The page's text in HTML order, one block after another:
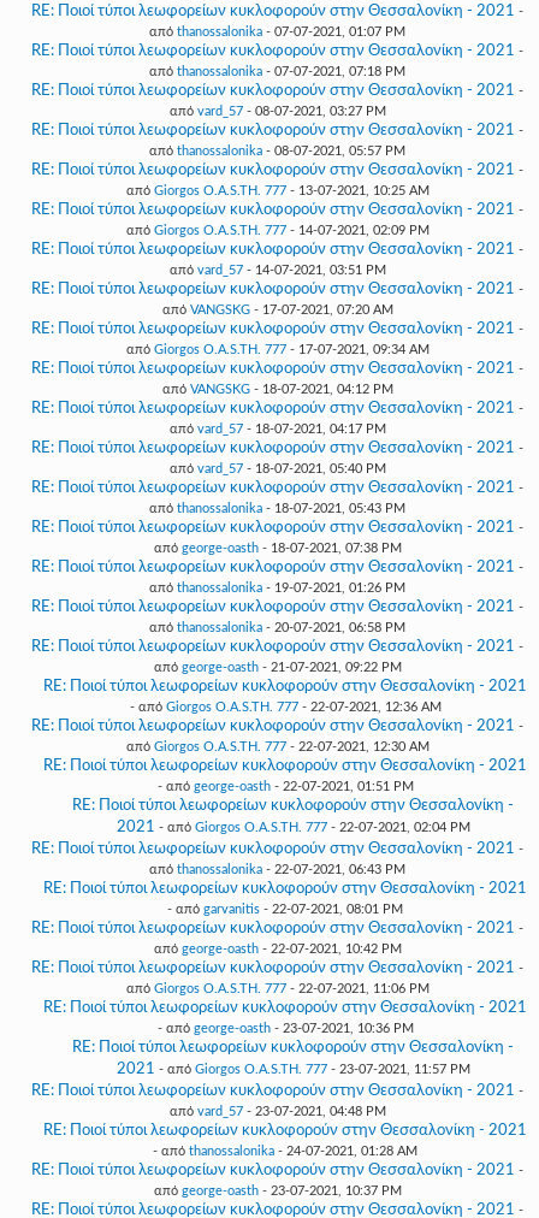
RE: Ποιοί τύποι λεωφορείων κυκλοφορούν στην Θεσσαλονίκη - 2021 -
από thanossalonika - 07-07-2021, 01:07 PM
RE: Ποιοί τύποι λεωφορείων κυκλοφορούν στην Θεσσαλονίκη - 2021 -
από thanossalonika - 07-07-2021, 07:18 PM
RE: Ποιοί τύποι λεωφορείων κυκλοφορούν στην Θεσσαλονίκη - 2021 -
από vard_57- 08-07-2021, 03:27 PM
RE: Ποιοί τύποι λεωφορείων κυκλοφορούν στην Θεσσαλονίκη - 2021 -
από thanossalonika - 08-07-2021, 05:57 PM
RE: Ποιοί τύποι λεωφορείων κυκλοφορούν στην Θεσσαλονίκη - 2021 -
από Giorgos O.A.S.TH. 777- 13-07-2021, 10:25 AM
RE: Ποιοί τύποι λεωφορείων κυκλοφορούν στην Θεσσαλονίκη - 2021 -
από Giorgos O.A.S.TH. 777- 14-07-2021, 02:09 PM
RE: Ποιοί τύποι λεωφορείων κυκλοφορούν στην Θεσσαλονίκη - 2021 -
από vard_57- 14-07-2021, 03:51 PM
RE: Ποιοί τύποι λεωφορείων κυκλοφορούν στην Θεσσαλονίκη - 2021 -
από VANGSKG- 17-07-2021, 07:20 AM
RE: Ποιοί τύποι λεωφορείων κυκλοφορούν στην Θεσσαλονίκη - 2021 -
από Giorgos O.A.S.TH. 777- 17-07-2021, 09:34 AM
RE: Ποιοί τύποι λεωφορείων κυκλοφορούν στην Θεσσαλονίκη - 2021 -
από VANGSKG- 18-07-2021, 04:12 PM
RE: Ποιοί τύποι λεωφορείων κυκλοφορούν στην Θεσσαλονίκη - 2021 -
από vard_57- 18-07-2021, 04:17 PM
RE: Ποιοί τύποι λεωφορείων κυκλοφορούν στην Θεσσαλονίκη - 2021 -
από vard_57- 18-07-2021, 05:40 PM
RE: Ποιοί τύποι λεωφορείων κυκλοφορούν στην Θεσσαλονίκη - 2021 -
από thanossalonika - 18-07-2021, 05:43 PM
RE: Ποιοί τύποι λεωφορείων κυκλοφορούν στην Θεσσαλονίκη - 2021 -
από george-oasth- 18-07-2021, 07:38 PM
RE: Ποιοί τύποι λεωφορείων κυκλοφορούν στην Θεσσαλονίκη - 2021 -
από thanossalonika - 19-07-2021, 01:26 PM
RE: Ποιοί τύποι λεωφορείων κυκλοφορούν στην Θεσσαλονίκη - 2021 -
από thanossalonika - 20-07-2021, 06:58 PM
RE: Ποιοί τύποι λεωφορείων κυκλοφορούν στην Θεσσαλονίκη - 2021 -
από george-oasth- 21-07-2021, 09:22 PM
RE: Ποιοί τύποι λεωφορείων κυκλοφορούν στην Θεσσαλονίκη - 2021
- από Giorgos O.A.S.TH. 777- 22-07-2021, 12:36 AM
RE: Ποιοί τύποι λεωφορείων κυκλοφορούν στην Θεσσαλονίκη - 2021 -
από Giorgos O.A.S.TH. 777- 22-07-2021, 12:30 AM
RE: Ποιοί τύποι λεωφορείων κυκλοφορούν στην Θεσσαλονίκη - 2021
- από george-oasth- 22-07-2021, 01:51 PM
RE: Ποιοί τύποι λεωφορείων κυκλοφορούν στην Θεσσαλονίκη -
2021 - από Giorgos O.A.S.TH. 777- 22-07-2021, 02:04 PM
RE: Ποιοί τύποι λεωφορείων κυκλοφορούν στην Θεσσαλονίκη - 2021 -
από thanossalonika - 22-07-2021, 06:43 PM
RE: Ποιοί τύποι λεωφορείων κυκλοφορούν στην Θεσσαλονίκη - 2021
- από garvanitis - 22-07-2021, 08:01 PM
RE: Ποιοί τύποι λεωφορείων κυκλοφορούν στην Θεσσαλονίκη - 2021 -
από george-oasth- 22-07-2021, 10:42 PM
RE: Ποιοί τύποι λεωφορείων κυκλοφορούν στην Θεσσαλονίκη - 2021 -
από Giorgos O.A.S.TH. 777- 22-07-2021, 11:06 PM
RE: Ποιοί τύποι λεωφορείων κυκλοφορούν στην Θεσσαλονίκη - 2021
- από george-oasth- 23-07-2021, 10:36 PM
RE: Ποιοί τύποι λεωφορείων κυκλοφορούν στην Θεσσαλονίκη -
2021 - από Giorgos O.A.S.TH. 777- 23-07-2021, 11:57 PM
RE: Ποιοί τύποι λεωφορείων κυκλοφορούν στην Θεσσαλονίκη - 2021 -
από vard_57- 23-07-2021, 04:48 PM
RE: Ποιοί τύποι λεωφορείων κυκλοφορούν στην Θεσσαλονίκη - 2021
- από thanossalonika - 24-07-2021, 01:28 AM
RE: Ποιοί τύποι λεωφορείων κυκλοφορούν στην Θεσσαλονίκη - 2021 -
από george-oasth- 23-07-2021, 10:37 PM
RE: Ποιοί τύποι λεωφορείων κυκλοφορούν στην Θεσσαλονίκη - 2021 -